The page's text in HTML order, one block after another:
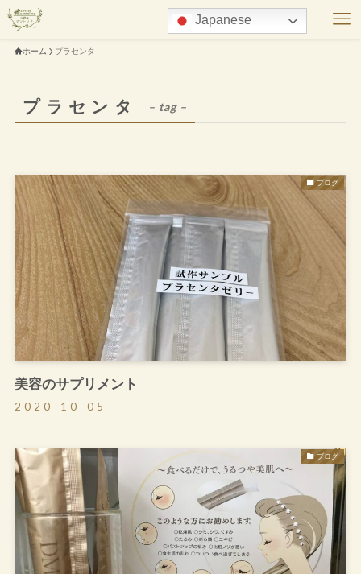
ホーム プラセンタ
プラセンタ – tag –
ブログ
美容のサプリメント
2020-10-05
ブログ
Japanese